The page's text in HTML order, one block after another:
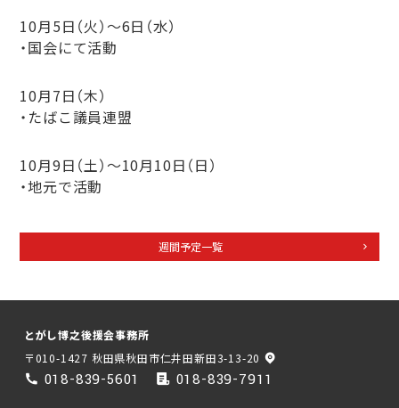
10月5日（火）〜6日 （水）
・国会にて活動
10月7日（木）
・たばこ議員連盟
10月9日（土）〜10月10日 （日）
・地元で活動
週間予定一覧
とがし博之後援会事務所
〒010-1427 秋田県秋田市仁井田新田3-13-20
018-839-5601 018-839-7911